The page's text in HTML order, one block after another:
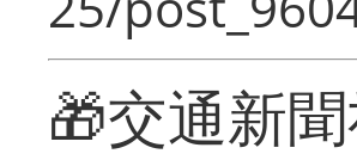
🎁交通新